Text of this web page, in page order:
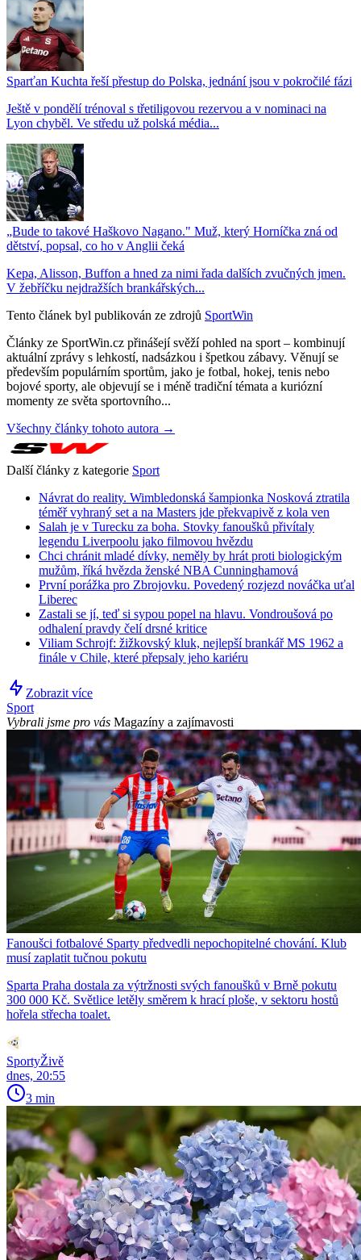
Sparťan Kuchta řeší přestup do Polska, jednání jsou v pokročilé fázi
Ještě v pondělí trénoval s třetiligovou rezervou a v nominaci na
Lyon chyběl. Ve středu už polská média...
„Bude to takové Haškovo Nagano." Muž, který Horníčka zná od
dětství, popsal, co ho v Anglii čeká
Kepa, Alisson, Buffon a hned za nimi řada dalších zvučných jmen.
V žebříčku nejdražších brankářských...
Tento článek byl publikován ze zdrojů SportWin
Články ze SportWin.cz přinášejí svěží pohled na sport – kombinují
aktuální zprávy s lehkostí, nadsázkou i špetkou zábavy. Věnují se
především populárním sportům, jako je fotbal, hokej, tenis nebo
bojové sporty, ale objevují se i méně tradiční témata a kuriózní
momenty ze světa sportovního...
Všechny články tohoto autora →
Další články z kategorie Sport
Návrat do reality. Wimbledonská šampionka Nosková ztratila
téměř vyhraný set a na Masters jde překvapivě z kola ven
Salah je v Turecku za boha. Stovky fanoušků přivítaly
legendu Liverpoolu jako filmovou hvězdu
Chci chránit mladé dívky, neměly by hrát proti biologickým
mužům, říká hvězda ženské NBA Cunninghamová
První porážka pro Zbrojovku. Povedený rozjezd nováčka uťal
Liberec
Zastali se jí, teď si sypou popel na hlavu. Vondroušová po
odhalení pravdy čelí drsné kritice
Viliam Schrojf: žižkovský kluk, nejlepší brankář MS 1962 a
finále v Chile, které přepsaly jeho kariéru
Zobrazit více
Sport
Vybrali jsme pro vás Magazíny a zajímavosti
Fanoušci fotbalové Sparty předvedli nepochopitelné chování. Klub
musí zaplatit tučnou pokutu
Sparta Praha dostala za výtržnosti svých fanoušků v Brně pokutu
300 000 Kč. Světlice letěly směrem k hrací ploše, v sektoru hostů
hořela střecha toalet.
SportyŽivě
dnes, 20:55
3 min